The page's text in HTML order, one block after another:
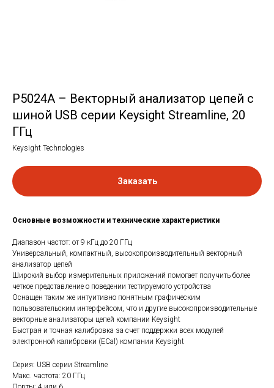
P5024A – Векторный анализатор цепей с
шиной USB серии Keysight Streamline, 20
ГГц
Keysight Technologies
Заказать
Основные возможности и технические характеристики
Диапазон частот: от 9 кГц до 20 ГГц
Универсальный, компактный, высокопроизводительный векторный
анализатор цепей
Широкий выбор измерительных приложений помогает получить более
четкое представление о поведении тестируемого устройства
Оснащен таким же интуитивно понятным графическим
пользовательским интерфейсом, что и другие высокопроизводительные
векторные анализаторы цепей компании Keysight
Быстрая и точная калибровка за счет поддержки всех модулей
электронной калибровки (ECal) компании Keysight
Серия: USB серии Streamline
Макс. частота: 20 ГГц